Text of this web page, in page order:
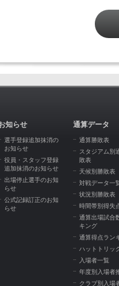
知らせ
選手登録追加抹消の
お知らせ
役員・スタッフ登録
追加抹消のお知らせ
出場停止選手のお知
らせ
公式記録訂正のお知
らせ
通算データ
通算勝敗表
スタジアム別
敗表
天候別勝敗表
対戦データ一
状況別勝敗表
時間帯別得失
通算出場試合
キング
通算得点ラン
ハットトリッ
入場者一覧
年度別入場者
クラブ別入場